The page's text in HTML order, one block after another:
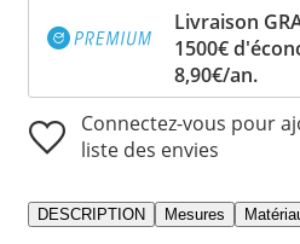
Livraison
1500€
8,90€/an.
Connectez-vous pour
liste des envies
DESCRIPTION Mesures